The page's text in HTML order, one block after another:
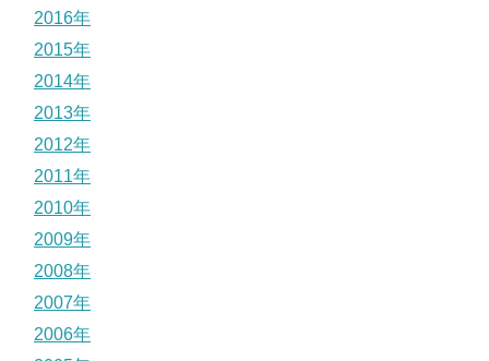
2016年
2015年
2014年
2013年
2012年
2011年
2010年
2009年
2008年
2007年
2006年